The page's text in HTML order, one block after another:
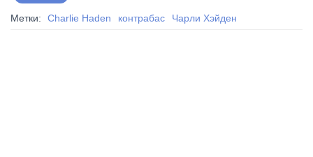
Метки: Charlie Haden контрабас Чарли Хэйден